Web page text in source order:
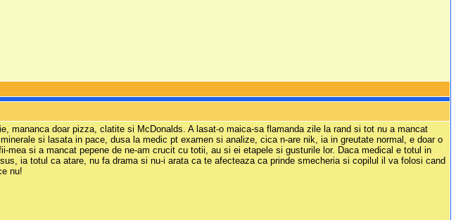
mananca doar pizza, clatite si McDonalds. A lasat-o maica-sa flamanda zile la rand si tot nu a mancat
si lasata in pace, dusa la medic pt examen si analize, cica n-are nik, ia in greutate normal, e doar o
si a mancat pepene de ne-am crucit cu totii, au si ei etapele si gusturile lor. Daca medical e totul in
ia totul ca atare, nu fa drama si nu-i arata ca te afecteaza ca prinde smecheria si copilul il va folosi cand
nu!